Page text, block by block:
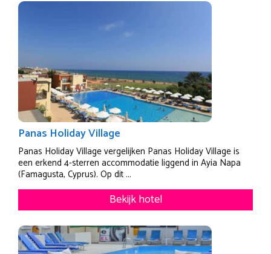
Panas Holiday Village
Panas Holiday Village vergelijken Panas Holiday Village is
een erkend 4-sterren accommodatie liggend in Ayia Napa
(Famagusta, Cyprus). Op dit ...
Bekijk hotel